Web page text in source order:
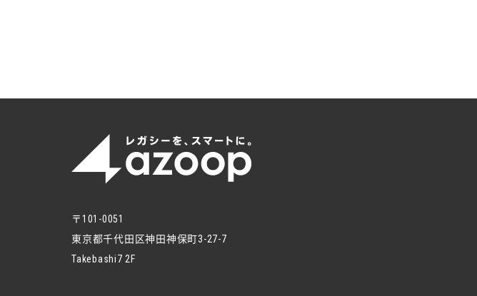
〒101-0051
東京都千代田区神田神保町3-27-7
Takebashi7 2F